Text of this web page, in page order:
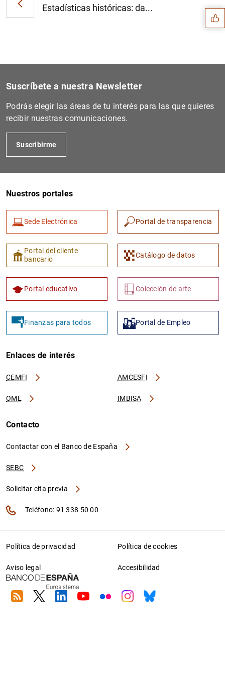
Estadísticas históricas: da...
Suscríbete a nuestra Newsletter
Podrás elegir las áreas de tu interés para las que quieres
recibir nuestras comunicaciones.
Suscribirme
Nuestros portales
Sede Electrónica Portal de transparencia
Portal del cliente
bancario
Catálogo de datos
Portal educativo Colección de arte
Finanzas para todos Portal de Empleo
Enlaces de interés
CEMFI AMCESFI
OME IMBISA
Contacto
Contactar con el Banco de España
SEBC
Solicitar cita previa
Teléfono: 91 338 50 00
Política de privacidad Política de cookies
Aviso legal Accesibilidad
RSS TwitterLinkedin
YoutubeFlickrInstagram
Bluesky